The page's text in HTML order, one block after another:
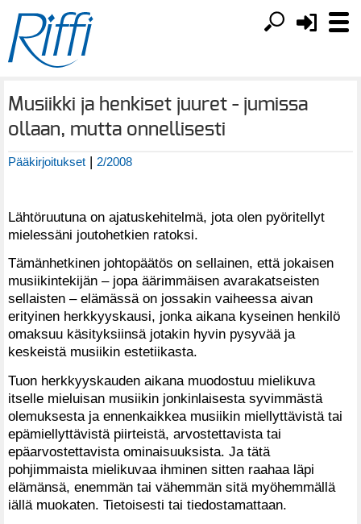
Musiikki ja henkiset juuret - jumissa
ollaan, mutta onnellisesti
Pääkirjoitukset | 2/2008
Lähtöruutuna on ajatuskehitelmä, jota olen pyöritellyt
mielessäni joutohetkien ratoksi.
Tämänhetkinen johtopäätös on sellainen, että jokaisen
musiikintekijän – jopa äärimmäisen avarakatseisten
sellaisten – elämässä on jossakin vaiheessa aivan
erityinen herkkyyskausi, jonka aikana kyseinen henkilö
omaksuu käsityksiinsä jotakin hyvin pysyvää ja
keskeistä musiikin estetiikasta.
Tuon herkkyyskauden aikana muodostuu mielikuva
itselle mieluisan musiikin jonkinlaisesta syvimmästä
olemuksesta ja ennenkaikkea musiikin miellyttävistä tai
epämiellyttävistä piirteistä, arvostettavista tai
epäarvostettavista ominaisuuksista. Ja tätä
pohjimmaista mielikuvaa ihminen sitten raahaa läpi
elämänsä, enemmän tai vähemmän sitä myöhemmällä
iällä muokaten. Tietoisesti tai tiedostamattaan.